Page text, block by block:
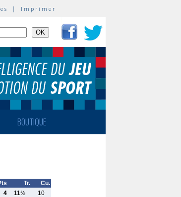
| Imprimer
BOUTIQUE
Tr.
Cu.
4 11½
10